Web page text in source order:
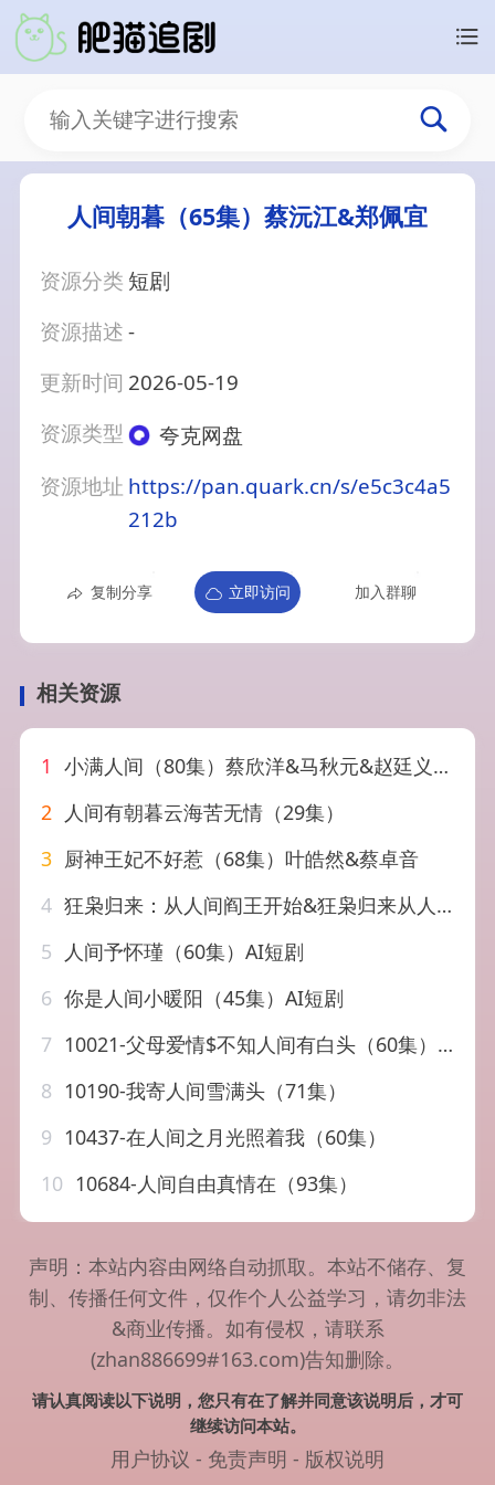
人间朝暮（65集）蔡沅江&郑佩宜
资源分类 短剧
资源描述-
更新时间 2026-05-19
资源类型
夸克网盘
资源地址 https://pan.quark.cn/s/e5c3c4a5
212b
复制分享 立即访问 加入群聊
相关资源
1 小满人间（80集）蔡欣洋&马秋元&赵廷义&张楚萱&李嘉豪
2 人间有朝暮云海苦无情（29集）
3 厨神王妃不好惹（68集）叶皓然&蔡卓音
4 狂枭归来：从人间阎王开始&狂枭归来从人间阎王开始（72集）岳玉航&李海蒂
5
人间予怀瑾（60集）AI短剧
6 你是人间小暖阳（45集）AI短剧
7 10021-父母爱情$不知人间有白头（60集）崔秀子
8 10190-我寄人间雪满头（71集）
9 10437-在人间之月光照着我（60集）
10 10684-人间自由真情在（93集）
声明：本站内容由网络自动抓取。本站不储存、复
制、传播任何文件，仅作个人公益学习，请勿非法
&商业传播。如有侵权，请联系
(zhan886699#163.com)告知删除。
请认真阅读以下说明，您只有在了解并同意该说明后，才可
继续访问本站。
用户协议 - 免责声明 - 版权说明